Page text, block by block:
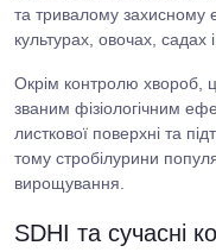
та тривалому захисному
культурах, овочах, садах
Окрім контролю хвороб,
званим фізіологічним
листкової поверхні та
тому стробілурини
вирощування.
SDHI та сучасні